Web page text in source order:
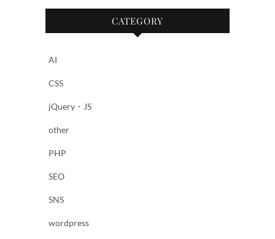
CATEGORY
AI
CSS
jQuery・JS
other
PHP
SEO
SNS
wordpress